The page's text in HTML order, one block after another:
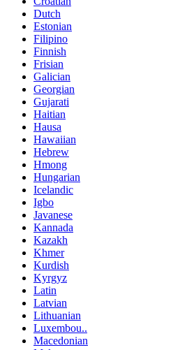
Dutch
Estonian
Filipino
Finnish
Frisian
Galician
Georgian
Gujarati
Haitian
Hausa
Hawaiian
Hebrew
Hmong
Hungarian
Icelandic
Igbo
Javanese
Kannada
Kazakh
Khmer
Kurdish
Kyrgyz
Latin
Latvian
Lithuanian
Luxembou..
Macedonian